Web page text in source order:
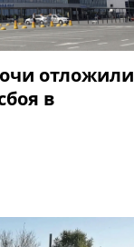
отложили
в